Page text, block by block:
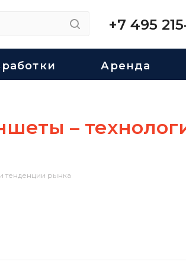
+7 495
Аренда
–
тенденции рынка